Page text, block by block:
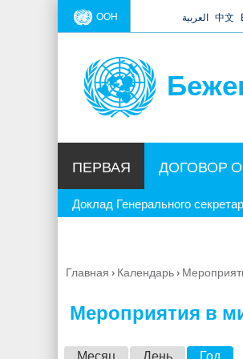
ООН العربية 中文
ПЕРВАЯ ДОГОВОР
Доклад Генерального
Вы
Главная › Календарь›
Мероприятия в